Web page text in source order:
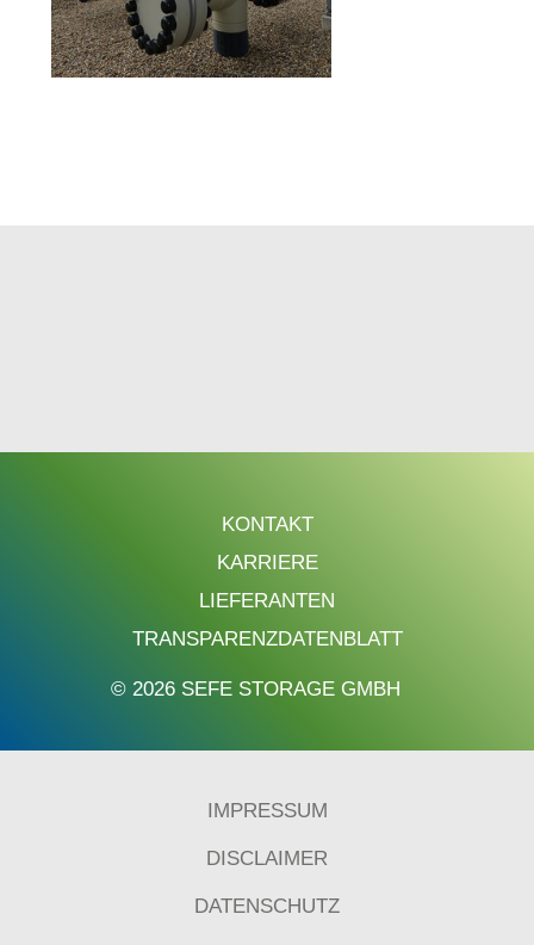
KONTAKT
KARRIERE
LIEFERANTEN
TRANSPARENZDATENBLATT
© 2026 SEFE STORAGE GMBH
IMPRESSUM
DISCLAIMER
DATENSCHUTZ